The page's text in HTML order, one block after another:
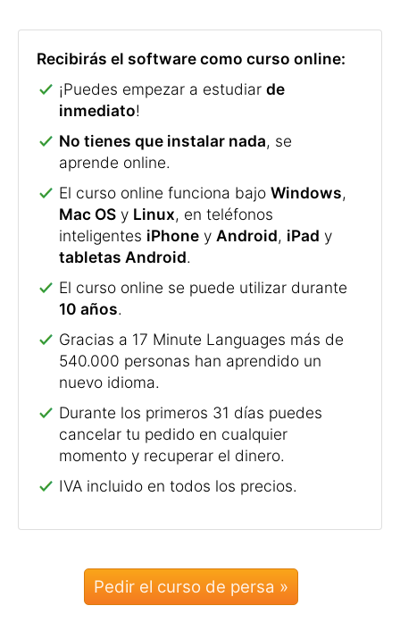
Recibirás el software como curso online:
¡Puedes empezar a estudiar de
inmediato!
No tienes que instalar nada, se
aprende online.
El curso online funciona bajo Windows,
Mac OS y Linux, en teléfonos
inteligentes iPhone y Android, iPad y
tabletas Android.
El curso online se puede utilizar durante
10 años.
Gracias a 17 Minute Languages más de
540.000 personas han aprendido un
nuevo idioma.
Durante los primeros 31 días puedes
cancelar tu pedido en cualquier
momento y recuperar el dinero.
IVA incluido en todos los precios.
Pedir el curso de persa »